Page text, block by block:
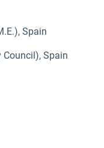
Spain
Spain